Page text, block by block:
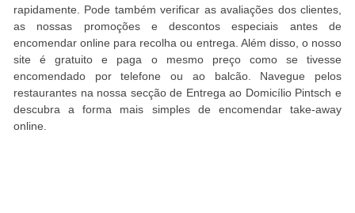
rapidamente. Pode também verificar as avaliações dos clientes,
as nossas promoções e descontos especiais antes de
encomendar online para recolha ou entrega. Além disso, o nosso
site é gratuito e paga o mesmo preço como se tivesse
encomendado por telefone ou ao balcão. Navegue pelos
restaurantes na nossa secção de Entrega ao Domicílio Pintsch e
descubra a forma mais simples de encomendar take-away
online.